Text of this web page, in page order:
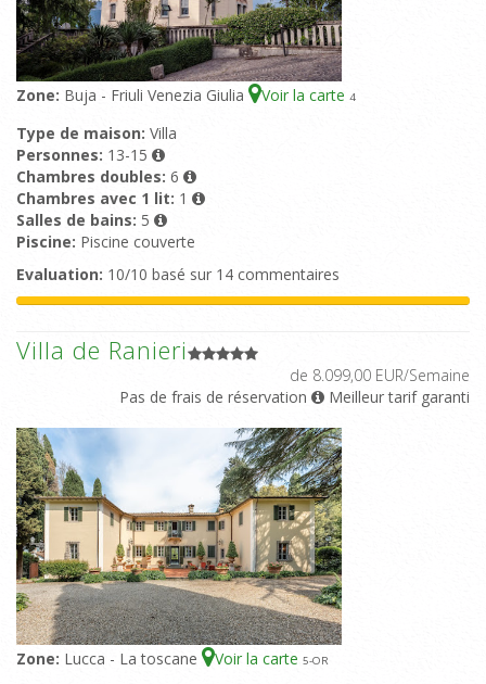
Zone: Buja - Friuli Venezia Giulia Voir la carte 4
Type de maison: Villa
Personnes: 13-15
Chambres doubles: 6
Chambres avec 1 lit: 1
Salles de bains: 5
Piscine: Piscine couverte
Evaluation: 10/10 basé sur 14 commentaires
Villa de Ranieri
de 8.099,00 EUR/Semaine
Pas de frais de réservation
Meilleur tarif garanti
Zone: Lucca - La toscane Voir la carte 5-OR